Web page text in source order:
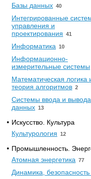
Базы данных 40
Интегрированные
управления и
проектирования 41
Информатика 10
Информационно-
измерительные системы
Математическая логика
теория алгоритмов 2
Системы ввода и вывода
данных 13
• Искусство. Культура
Культурология 12
• Промышленность.
Атомная энергетика 77
Динамика, безопасность